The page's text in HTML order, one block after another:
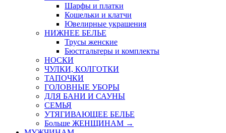
Шарфы и платки
Кошельки и клатчи
Ювелирные украшения
НИЖНЕЕ БЕЛЬЕ
Трусы женские
Бюстгальтеры и комплекты
НОСКИ
ЧУЛКИ, КОЛГОТКИ
ТАПОЧКИ
ГОЛОВНЫЕ УБОРЫ
ДЛЯ БАНИ И САУНЫ
СЕМЬЯ
УТЯГИВАЮЩЕЕ БЕЛЬЕ
Больше ЖЕНЩИНАМ →